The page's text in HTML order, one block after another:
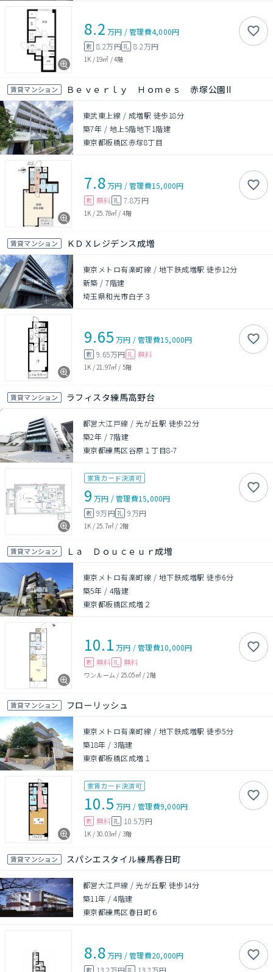
8.2 万円 /管理費4,000円
敷 8.2万円礼 8.2万円
1K / 19㎡ /4階
賃貸マンション Ｂｅｖｅｒｌｙ Ｈｏｍｅｓ 赤塚公園II
東武東上線 / 成増駅 徒歩18分
築7年 / 地上5階地下1階建
東京都板橋区赤塚8丁目
7.8万円 /管理費15,000円
敷 無料 礼 7.8万円
1K / 25.78㎡ / 4階
賃貸マンション ＫＤＸレジデンス成増
東京メトロ有楽町線 / 地下鉄成増駅 徒歩12分
新築 /7階建
埼玉県和光市白子３
9.65 万円 /管理費15,000円
敷 9.65万円 礼 無料
1K / 21.97㎡ / 5階
賃貸マンション ラフィスタ練馬高野台
都営大江戸線 / 光が丘駅 徒歩22分
築2年 / 7階建
東京都練馬区谷原１丁目8-7
家賃カード決済可
9 万円 /管理費15,000円
敷 9万円礼 9万円
1K /25.7㎡ / 2階
賃貸マンション Ｌａ Ｄｏｕｃｅｕｒ成増
東京メトロ有楽町線 / 地下鉄成増駅 徒歩6分
築5年 / 4階建
東京都板橋区成増２
10.1 万円 /管理費10,000円
敷 無料 礼 無料
ワンルーム / 25.05㎡/ 2階
賃貸マンション フローリッシュ
東京メトロ有楽町線 / 地下鉄成増駅 徒歩5分
築18年 / 3階建
東京都板橋区成増１
家賃カード決済可
10.5 万円 /管理費9,000円
敷 無料 礼 10.5万円
1K /30.03㎡ / 3階
賃貸マンション スパシエスタイル練馬春日町
都営大江戸線 / 光が丘駅 徒歩14分
築11年 /4階建
東京都練馬区春日町６
8.8万円 /管理費20,000円
敷 13.2万円 礼 13.2万円